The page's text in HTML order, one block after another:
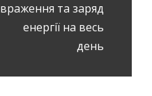
враження та заряд
енергії на весь
день